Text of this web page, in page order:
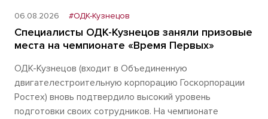
06.08.2026 #ОДК-Кузнецов
Специалисты ОДК-Кузнецов заняли призовые
места на чемпионате «Время Первых»
ОДК-Кузнецов (входит в Объединенную
двигателестроительную корпорацию Госкорпорации
Ростех) вновь подтвердило высокий уровень
подготовки своих сотрудников. На чемпионате